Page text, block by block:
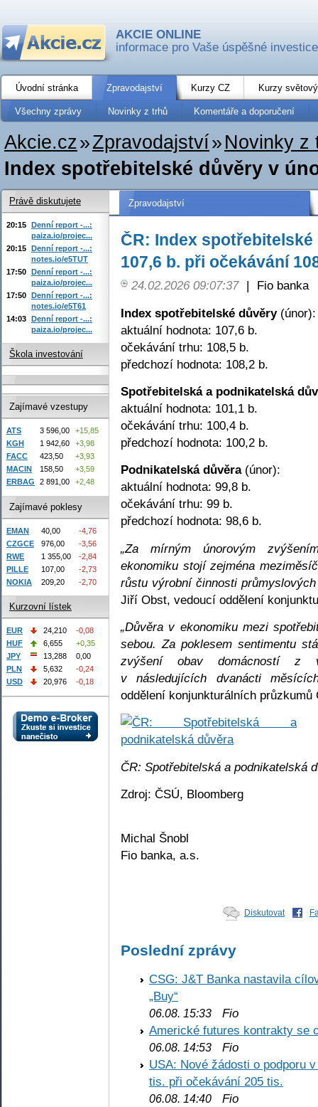
AKCIE ONLINE
informace pro Vaše úspěšné investice
Úvodní stránka Zpravodajství Kurzy CZ Kurzy
Všechny zprávy Novinky z trhů Komentáře a doporučení
Akcie.cz»Zpravodajství» Novinky z
Index spotřebitelské důvěry v
Zpravodajství
ČR: Index
107,6 b. při očekávání
24.02.2026 09:07:37 |
Fio banka
Index spotřebitelské důvěry(únor):
aktuální hodnota: 107,6 b.
očekávání trhu: 108,5 b.
předchozí hodnota: 108,2 b.
Spotřebitelská a podnikatelská
aktuální hodnota: 101,1 b.
očekávání trhu: 100,4 b.
předchozí hodnota: 100,2 b.
Podnikatelská důvěra(únor):
aktuální hodnota: 99,8 b.
očekávání trhu: 99 b.
předchozí hodnota: 98,6 b.
„Za mírným únorovým
ekonomiku stojí zejména
růstu výrobní činnosti
Jiří Obst, vedoucí oddělení
„Důvěra v ekonomiku mezi
sebou. Za poklesem sentimentu
zvýšení obav domácností z
v následujících dvanácti
oddělení konjunkturálních průzkumů
ČR: Spotřebitelská a podnikatelská
Zdroj: ČSÚ, Bloomberg
Michal Šnobl
Fio banka, a.s.
Diskutovat
Poslední zprávy
CSG: J&T Banka nastavila
„Buy“
06.08. 15:33 Fio
Americké futures kontrakty se
06.08. 14:53 Fio
USA: Nové žádosti o podporu
tis. při očekávání 205 tis.
06.08. 14:40 Fio
Právě diskutujete
20:15 Denní report -...:
paiza.io/projec...
20:15 Denní report -...:
notes.io/e5TUT
17:50 Denní report -...:
paiza.io/projec...
17:50 Denní report -...:
notes.io/e5T61
14:03 Denní report -...:
paiza.io/projec...
Škola investování
Zajímavé vzestupy
ATS 3 596,00
+15,85
KGH
1 942,60
+3,98
FACC
423,50
+3,93
MACIN
158,50
+3,59
ERBAG
2 891,00 +2,48
Zajímavé poklesy
EMAN 40,00
-4,76
CZGCE
976,00
-3,56
RWE
1 355,00
-2,84
PILLE
107,00
-2,73
NOKIA
209,20 -2,70
Kurzovní lístek
EUR 24,210
-0,08
HUF
6,655
+0,35
JPY
13,288
0,00
PLN
5,632
-0,24
USD
20,976 -0,18